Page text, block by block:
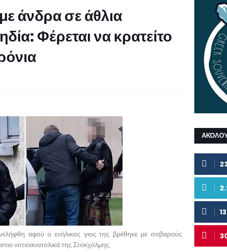
άνδρα σε άθλια
Φέρεται να κρατείτο
αφού ο ενήλικος γιος της βρέθηκε με σοβαρούς
νοτιοανατολικά της Στοκχόλμης.